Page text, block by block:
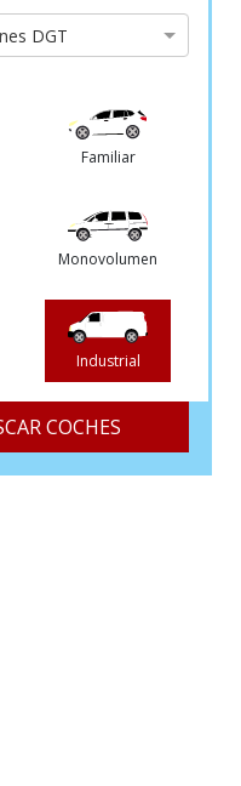
DGT
Familiar
Monovolumen
Industrial
COCHES